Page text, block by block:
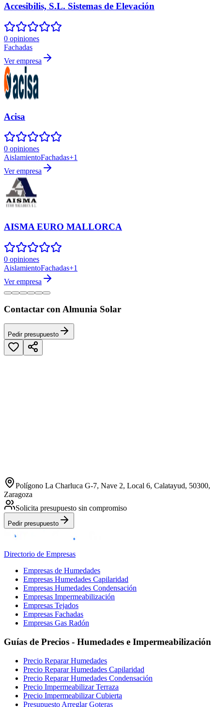
Accesibilis, S.L. Sistemas de Elevación
0 opiniones
Fachadas
Ver empresa
Acisa
0 opiniones
AislamientoFachadas+1
Ver empresa
AISMA EURO MALLORCA
0 opiniones
AislamientoFachadas+1
Ver empresa
Contactar con Almunia Solar
Pedir presupuesto
Polígono La Charluca G-7, Nave 2, Local 6, Calatayud, 50300,
Zaragoza
Solicita presupuesto sin compromiso
Pedir presupuesto
Directorio de Empresas
Empresas de Humedades
Empresas Humedades Capilaridad
Empresas Humedades Condensación
Empresas Impermeabilización
Empresas Tejados
Empresas Fachadas
Empresas Gas Radón
Guías de Precios - Humedades e Impermeabilización
Precio Reparar Humedades
Precio Reparar Humedades Capilaridad
Precio Reparar Humedades Condensación
Precio Impermeabilizar Terraza
Precio Impermeabilizar Cubierta
Presupuesto Arreglar Goteras